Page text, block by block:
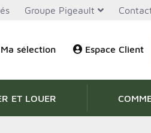
Groupe Pigeault
Ma sélection Espace Client
ET LOUER